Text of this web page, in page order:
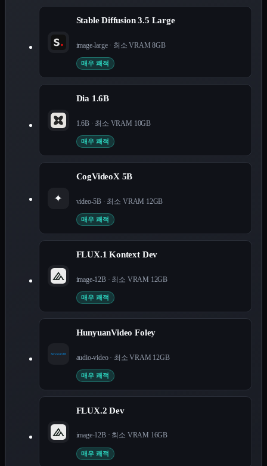
Stable Diffusion 3.5 Large
image-large· 최소 VRAM8GB
매우 쾌적
Dia 1.6B
1.6B· 최소 VRAM 10GB
매우 쾌적
✦
CogVideoX 5B
video-5B · 최소 VRAM 12GB
매우 쾌적
FLUX.1 Kontext Dev
image-12B· 최소 VRAM 12GB
매우 쾌적
HunyuanVideo Foley
audio-video· 최소 VRAM 12GB
매우 쾌적
FLUX.2 Dev
image-12B· 최소 VRAM 16GB
매우 쾌적